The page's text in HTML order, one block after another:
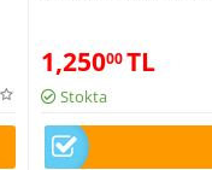
1,25000TL
Stokta